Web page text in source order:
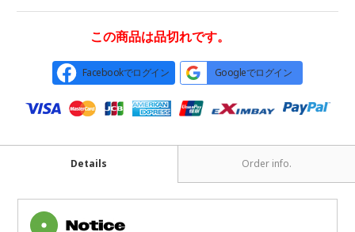
この商品は品切れです。
Facebookでログイン Googleでログイン
Details Order info.